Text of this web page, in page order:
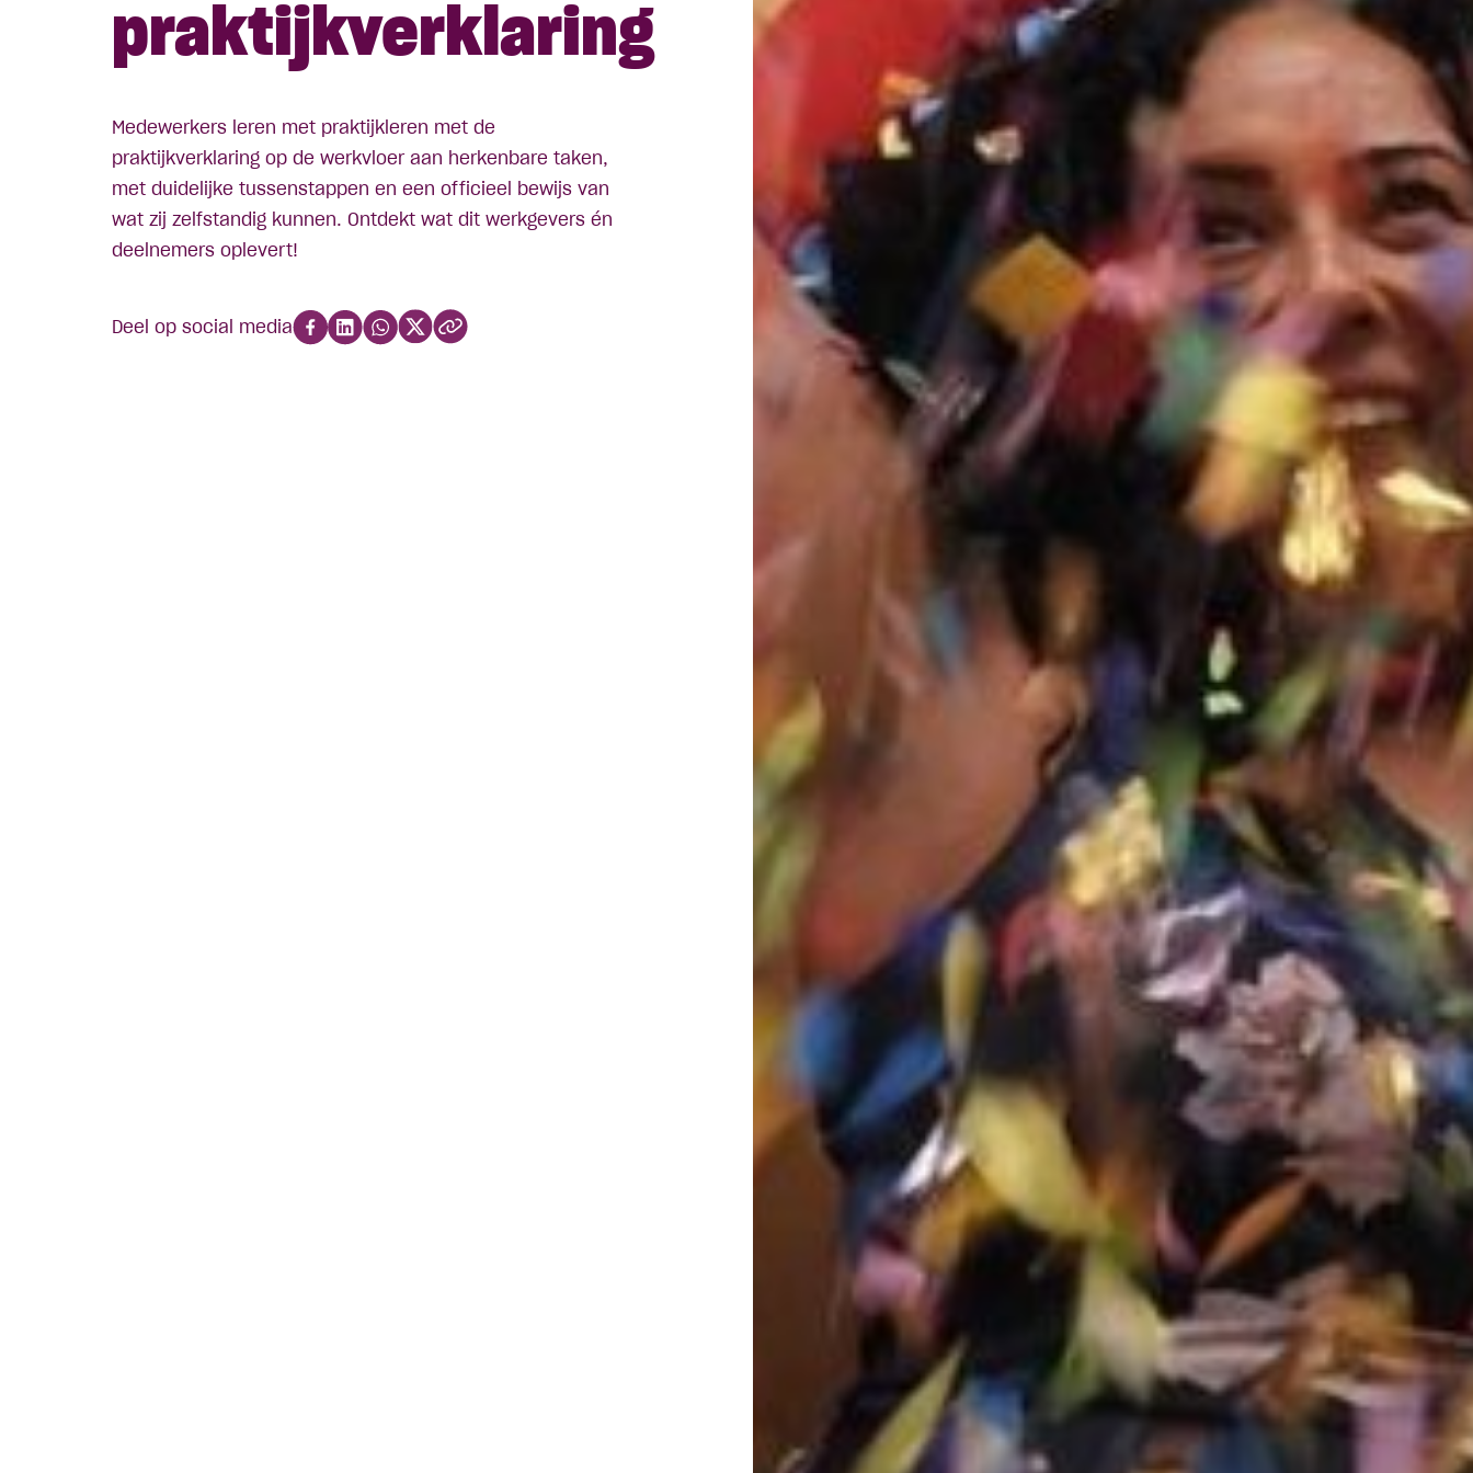
praktijkverklaring
Medewerkers leren met praktijkleren met de
praktijkverklaring op de werkvloer aan herkenbare taken,
met duidelijke tussenstappen en een officieel bewijs van
wat zij zelfstandig kunnen. Ontdekt wat dit werkgevers én
deelnemers oplevert!
Deel op social media